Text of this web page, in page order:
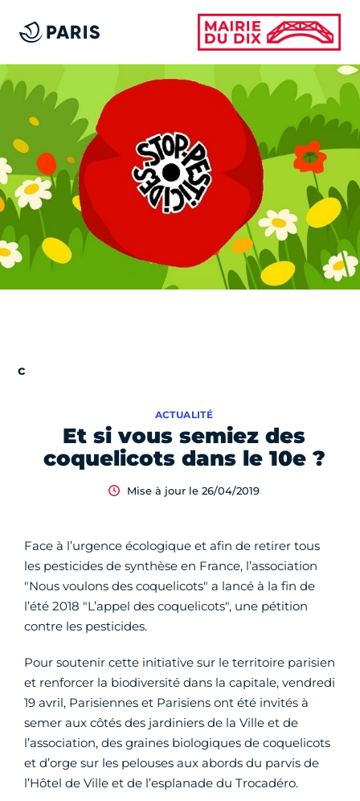
Et si vous semiez des
coquelicots dans le 10e ?
ACTUALITÉ
Mise à jour le 26/04/2019
Face à l’urgence écologique et afin de retirer tous
les pesticides de synthèse en France, l’association
"Nous voulons des coquelicots" a lancé à la fin de
l’été 2018 "L’appel des coquelicots", une pétition
contre les pesticides.
Pour soutenir cette initiative sur le territoire parisien
et renforcer la biodiversité dans la capitale, vendredi
19 avril, Parisiennes et Parisiens ont été invités à
semer aux côtés des jardiniers de la Ville et de
l’association, des graines biologiques de coquelicots
et d’orge sur les pelouses aux abords du parvis de
l’Hôtel de Ville et de l’esplanade du Trocadéro.